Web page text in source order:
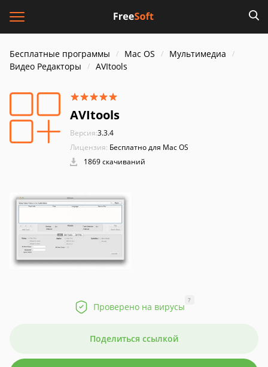
Бесплатные программы Mac OS
Мультимедиа
Видео Редакторы
AVItools
AVItools
Версия:3.3.4
Лицензия: Бесплатно для Mac OS
1869 скачиваний
Проверено на вирусы
?
Поделиться ссылкой